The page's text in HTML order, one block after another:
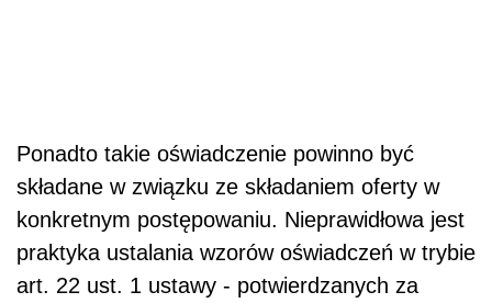
Ponadto takie oświadczenie powinno być
składane w związku ze składaniem oferty w
konkretnym postępowaniu. Nieprawidłowa jest
praktyka ustalania wzorów oświadczeń w trybie
art. 22 ust. 1 ustawy - potwierdzanych za